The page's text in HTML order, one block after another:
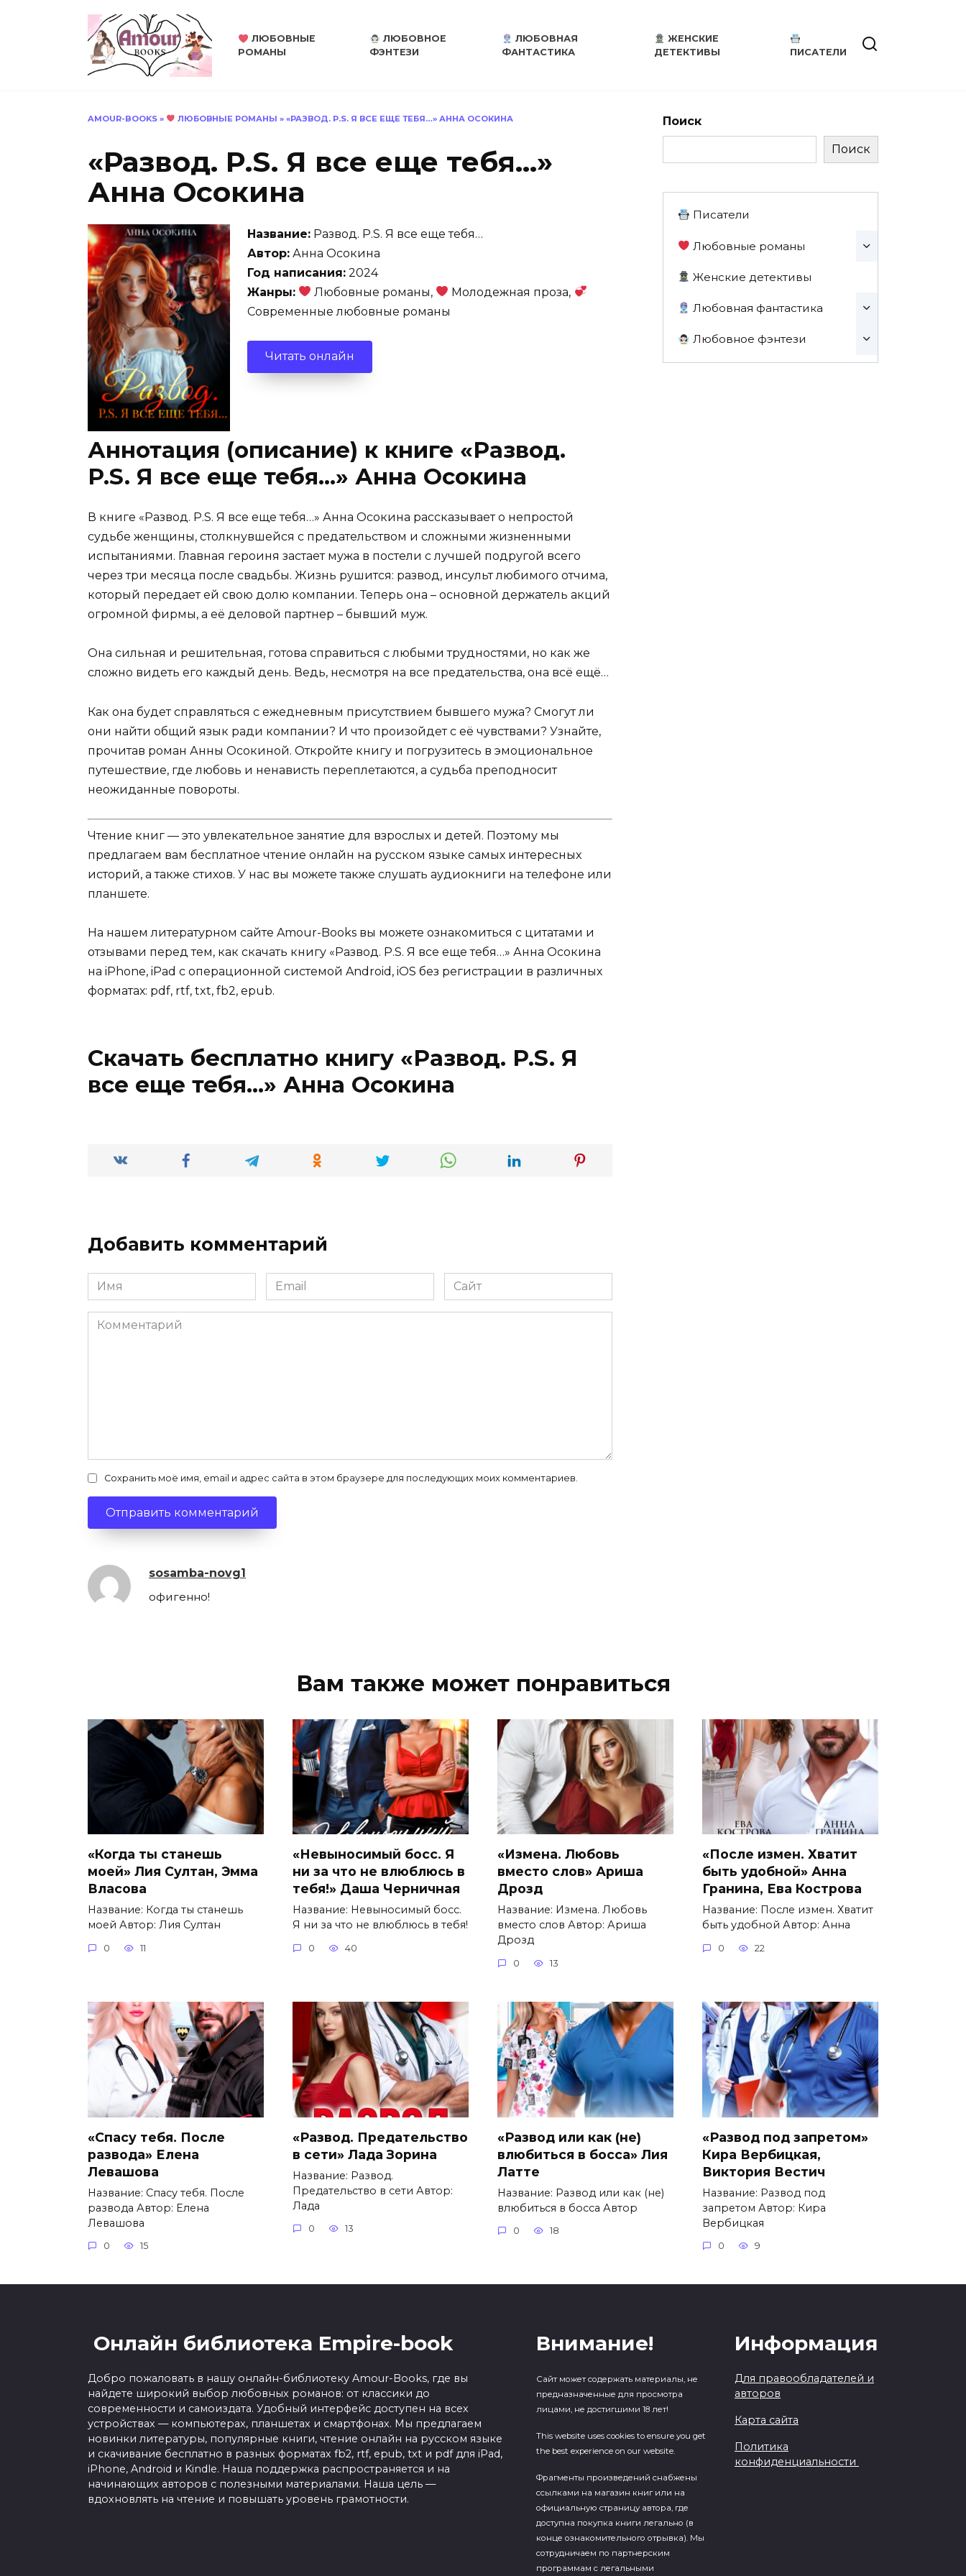
ЛЮБОВНЫЕ
РОМАНЫ
ЛЮБОВНОЕ
ФЭНТЕЗИ
ЛЮБОВНАЯ
ФАНТАСТИКА
ЖЕНСКИЕ
ДЕТЕКТИВЫ
ПИСАТЕЛИ
AMOUR-BOOKS » ЛЮБОВНЫЕ РОМАНЫ » «РАЗВОД. P.S. Я ВСЕ ЕЩЕ ТЕБЯ…» АННА ОСОКИНА
«Развод. P.S. Я все еще тебя…»
Анна Осокина
Название: Развод. P.S. Я все еще тебя…
Автор: Анна Осокина
Год написания: 2024
Жанры:
Любовные романы,
Молодежная проза,
Современные любовные романы
Читать онлайн
Аннотация (описание) к книге «Развод.
P.S. Я все еще тебя…» Анна Осокина
В книге «Развод. P.S. Я все еще тебя…» Анна Осокина рассказывает о непростой
судьбе женщины, столкнувшейся с предательством и сложными жизненными
испытаниями. Главная героиня застает мужа в постели с лучшей подругой всего
через три месяца после свадьбы. Жизнь рушится: развод, инсульт любимого отчима,
который передает ей свою долю компании. Теперь она – основной держатель акций
огромной фирмы, а её деловой партнер – бывший муж.
Она сильная и решительная, готова справиться с любыми трудностями, но как же
сложно видеть его каждый день. Ведь, несмотря на все предательства, она всё ещё…
Как она будет справляться с ежедневным присутствием бывшего мужа? Смогут ли
они найти общий язык ради компании? И что произойдет с её чувствами? Узнайте,
прочитав роман Анны Осокиной. Откройте книгу и погрузитесь в эмоциональное
путешествие, где любовь и ненависть переплетаются, а судьба преподносит
неожиданные повороты.
Чтение книг — это увлекательное занятие для взрослых и детей. Поэтому мы
предлагаем вам бесплатное чтение онлайн на русском языке самых интересных
историй, а также стихов. У нас вы можете также слушать аудиокниги на телефоне или
планшете.
На нашем литературном сайте Amour-Books вы можете ознакомиться с цитатами и
отзывами перед тем, как скачать книгу «Развод. P.S. Я все еще тебя…» Анна Осокина
на iPhone, iPad с операционной системой Android, iOS без регистрации в различных
форматах: pdf, rtf, txt, fb2, epub.
Скачать бесплатно книгу «Развод. P.S. Я
все еще тебя…» Анна Осокина
Добавить комментарий
Имя
*
Email
*
Сайт
Комментарий
Сохранить моё имя, email и адрес сайта в этом браузере для последующих моих комментариев.
sosamba-novg1
офигенно!
Поиск
Поиск
Писатели
Любовные романы
Женские детективы
Любовная фантастика
Любовное фэнтези
Вам также может понравиться
«Когда ты станешь
моей» Лия Султан, Эмма
Власова
Название: Когда ты станешь
моей Автор: Лия Султан
0 11
«Невыносимый босс. Я
ни за что не влюблюсь в
тебя!» Даша Черничная
Название: Невыносимый босс.
Я ни за что не влюблюсь в тебя!
0 40
«Измена. Любовь
вместо слов» Ариша
Дрозд
Название: Измена. Любовь
вместо слов Автор: Ариша
Дрозд
0 13
«После измен. Хватит
быть удобной» Анна
Гранина, Ева Кострова
Название: После измен. Хватит
быть удобной Автор: Анна
0 22
«Спасу тебя. После
развода» Елена
Левашова
Название: Спасу тебя. После
развода Автор: Елена
Левашова
0 15
«Развод. Предательство
в сети» Лада Зорина
Название: Развод.
Предательство в сети Автор:
Лада
0 13
«Развод или как (не)
влюбиться в босса» Лия
Латте
Название: Развод или как (не)
влюбиться в босса Автор
0 18
«Развод под запретом»
Кира Вербицкая,
Виктория Вестич
Название: Развод под
запретом Автор: Кира
Вербицкая
0 9
Онлайн библиотека Empire-book
Добро пожаловать в нашу онлайн-библиотеку Amour-Books, где вы
найдете широкий выбор любовных романов: от классики до
современности и самоиздата. Удобный интерфейс доступен на всех
устройствах — компьютерах, планшетах и смартфонах. Мы предлагаем
новинки литературы, популярные книги, чтение онлайн на русском языке
и скачивание бесплатно в разных форматах fb2, rtf, epub, txt и pdf для iPad,
iPhone, Android и Kindle. Наша поддержка распространяется и на
начинающих авторов с полезными материалами. Наша цель —
вдохновлять на чтение и повышать уровень грамотности.
Внимание!
Сайт может содержать материалы, не
предназначенные для просмотра
лицами, не достигшими 18 лет!
This website uses cookies to ensure you get
the best experience on our website.
Фрагменты произведений cнабжены
ссылками на магазин книг или на
официальную страницу автора, где
доступна покупка книги легально (в
конце ознакомительного отрывка). Мы
сотрудничаем по партнерским
программам с легальными
Информация
Для правообладателей и
авторов
Карта сайта
Политика
конфиденциальности